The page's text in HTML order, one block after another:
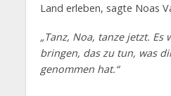
Land erleben, sagte Noas
„Tanz, Noa, tanze jetzt. Es
bringen, das zu tun, was
genommen hat.“